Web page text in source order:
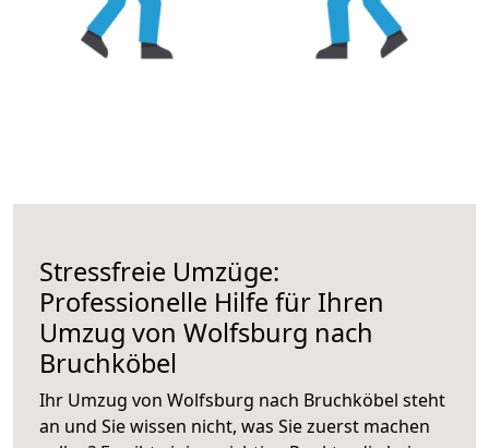
Stressfreie Umzüge:
Professionelle Hilfe für Ihren
Umzug von Wolfsburg nach
Bruchköbel
Ihr Umzug von Wolfsburg nach Bruchköbel steht
an und Sie wissen nicht, was Sie zuerst machen